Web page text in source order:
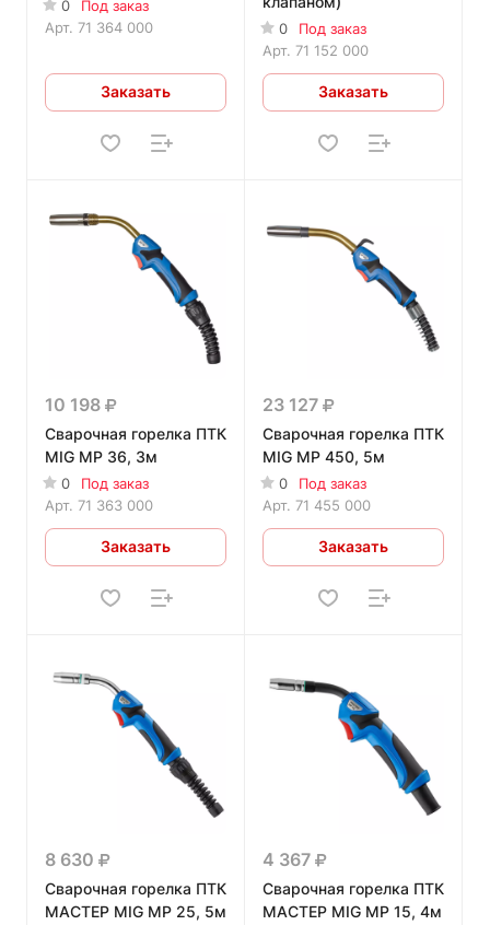
0
Под заказ
Арт. 71 364 000
Заказать
0
Под заказ
Арт. 71 152 000
Заказать
10 198
Сварочная горелка ПТК
MIG MP 36, 3м
0
Под заказ
Арт. 71 363 000
Заказать
23 127
Сварочная горелка ПТК
MIG MP 450, 5м
0
Под заказ
Арт. 71 455 000
Заказать
8 630
Сварочная горелка ПТК
МАСТЕР MIG MP 25, 5м
4 367
Сварочная горелка ПТК
МАСТЕР MIG MP 15, 4м